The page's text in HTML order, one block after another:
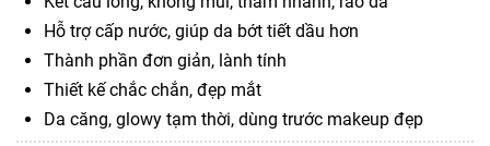
Hỗ trợ cấp nước, giúp da bớt tiết dầu hơn
Thành phần đơn giản, lành tính
Thiết kế chắc chắn, đẹp mắt
Da căng, glowy tạm thời, dùng trước makeup đẹp